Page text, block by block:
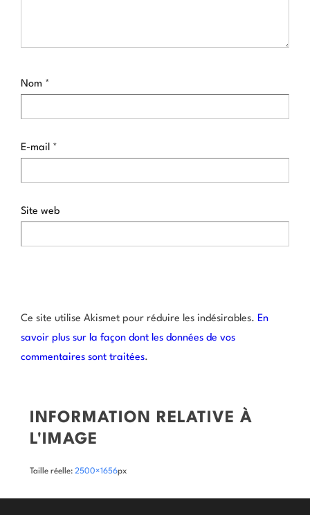
Nom *
E-mail *
Site web
Ce site utilise Akismet pour réduire les indésirables. En
savoir plus sur la façon dont les données de vos
commentaires sont traitées.
INFORMATION RELATIVE À
L'IMAGE
Taille réelle: 2500×1656px